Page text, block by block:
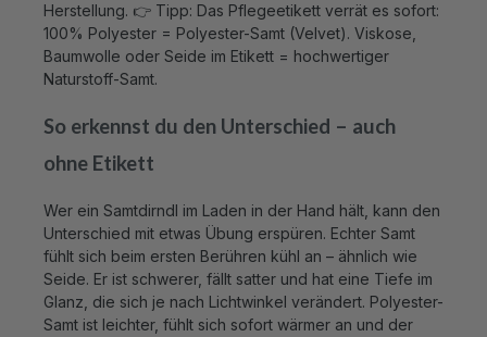
100% Polyester = Polyester-Samt (Velvet). Viskose,
Baumwolle oder Seide im Etikett = hochwertiger
Naturstoff-Samt.
ohne Etikett
Unterschied mit etwas Übung erspüren. Echter Samt
fühlt sich beim ersten Berühren kühl an – ähnlich wie
Seide. Er ist schwerer, fällt satter und hat eine Tiefe im
Glanz, die sich je nach Lichtwinkel verändert. Polyester-
Samt ist leichter, fühlt sich sofort wärmer an und der
Glanz ist gleichmässiger – manchmal fast spiegelartig.